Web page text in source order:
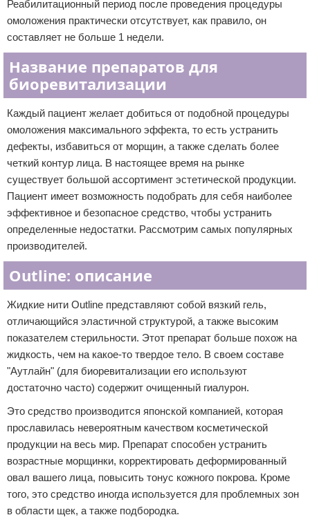
Реабилитационный период после проведения процедуры
омоложения практически отсутствует, как правило, он
составляет не больше 1 недели.
Название препаратов для
биоревитализации
Каждый пациент желает добиться от подобной процедуры
омоложения максимального эффекта, то есть устранить
дефекты, избавиться от морщин, а также сделать более
четкий контур лица. В настоящее время на рынке
существует большой ассортимент эстетической продукции.
Пациент имеет возможность подобрать для себя наиболее
эффективное и безопасное средство, чтобы устранить
определенные недостатки. Рассмотрим самых популярных
производителей.
Outline: описание
Жидкие нити Outline представляют собой вязкий гель,
отличающийся эластичной структурой, а также высоким
показателем стерильности. Этот препарат больше похож на
жидкость, чем на какое-то твердое тело. В своем составе
"Аутлайн" (для биоревитализации его используют
достаточно часто) содержит очищенный гиалурон.
Это средство производится японской компанией, которая
прославилась невероятным качеством косметической
продукции на весь мир. Препарат способен устранить
возрастные морщинки, корректировать деформированный
овал вашего лица, повысить тонус кожного покрова. Кроме
того, это средство иногда используется для проблемных зон
в области щек, а также подбородка.